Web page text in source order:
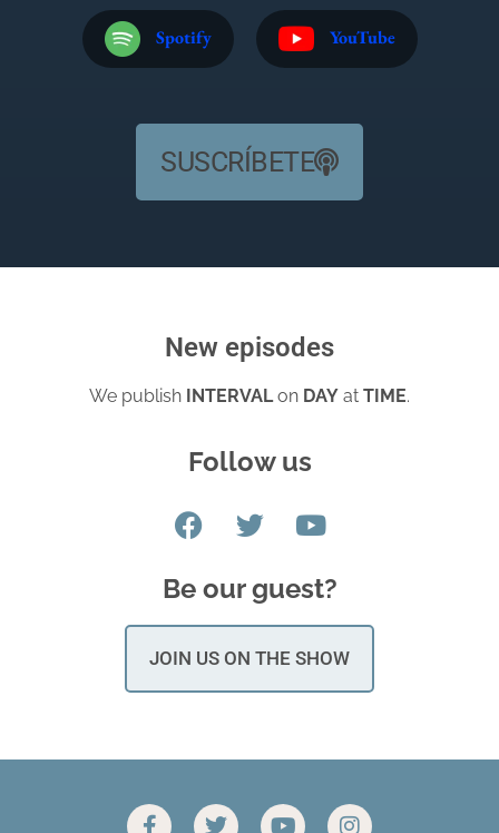
Spotify YouTube
SUSCRÍBETE
New episodes
We publish INTERVALon DAY at TIME.
Follow us
Be our guest?
JOIN US ON THE SHOW